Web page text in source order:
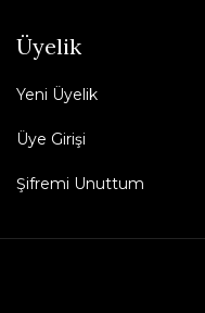
Üyelik
Yeni Üyelik
Üye Girişi
Şifremi Unuttum